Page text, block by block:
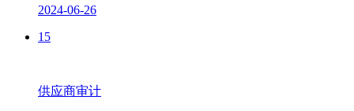
2024-06-26
15
供应商审计